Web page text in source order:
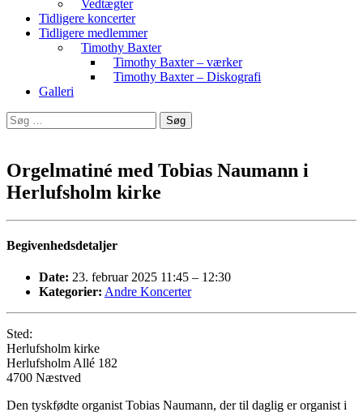
Vedtægter
Tidligere koncerter
Tidligere medlemmer
Timothy Baxter
Timothy Baxter – værker
Timothy Baxter – Diskografi
Galleri
Søg
efter:
Orgelmatiné med Tobias Naumann i
Herlufsholm kirke
Begivenhedsdetaljer
Date: 23. februar 2025 11:45 – 12:30
Kategorier: Andre Koncerter
Sted:
Herlufsholm kirke
Herlufsholm Allé 182
4700 Næstved
Den tyskfødte organist Tobias Naumann, der til daglig er organist i